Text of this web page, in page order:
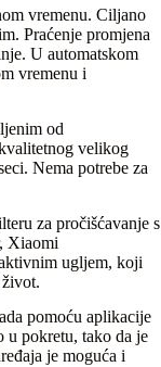
vremenu. Ciljano
Praćenje promjena
U automatskom
vremenu i
od
velikog
Nema potrebe za
za pročišćavanje s
Xiaomi
ugljem, koji
pomoću aplikacije
pokretu, tako da je
je moguća i